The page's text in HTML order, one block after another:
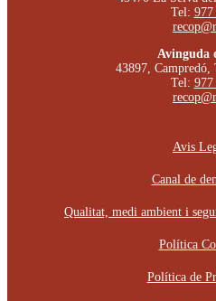
Tel: 977
Avinguda
43897, Campredó,
Tel: 977
Avis
Canal de
Qualitat, medi ambient i
Política
Política de